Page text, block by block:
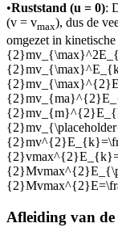
•Ruststand (u = 0):
(v = vmax), dus de
omgezet in
Afleiding van